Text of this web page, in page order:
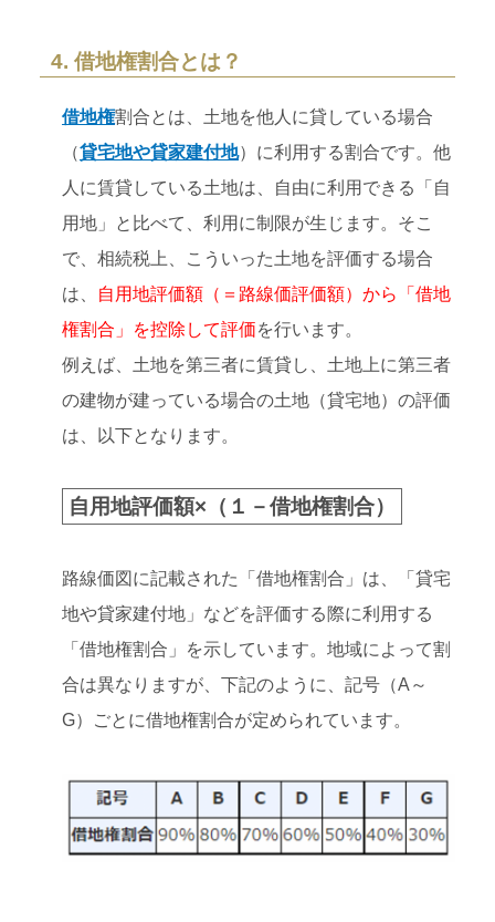
4. 借地権割合とは？
借地権割合とは、土地を他人に貸している場合
（貸宅地や貸家建付地）に利用する割合です。他
人に賃貸している土地は、自由に利用できる「自
用地」と比べて、利用に制限が生じます。そこ
で、相続税上、こういった土地を評価する場合
は、
自用地評価額（＝路線価評価額）から「借地
権割合」を控除して評価を行います。
例えば、土地を第三者に賃貸し、土地上に第三者
の建物が建っている場合の土地（貸宅地）の評価
は、以下となります。
自用地評価額×（１－借地権割合）
路線価図に記載された「借地権割合」は、「貸宅
地や貸家建付地」などを評価する際に利用する
「借地権割合」を示しています。地域によって割
合は異なりますが、下記のように、記号（A～
G）ごとに借地権割合が定められています。